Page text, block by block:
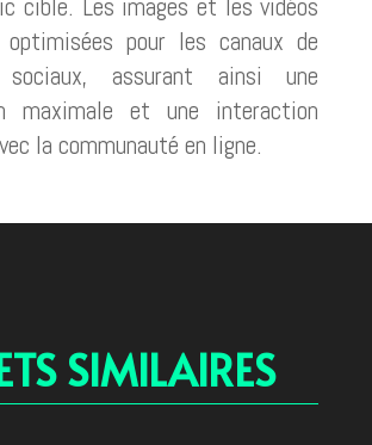
cible. Les images et les vidéos
pour les canaux de
sociaux, assurant ainsi une
maximale et une interaction
la communauté en ligne.
SIMILAIRES